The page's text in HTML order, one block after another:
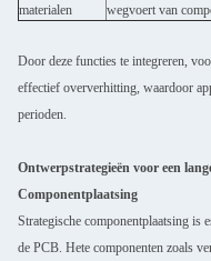
materialen
wegvoert van
Door deze functies te integreren,
effectief oververhitting, waardoor
perioden.
Ontwerpstrategieën voor een
Componentplaatsing
Strategische componentplaatsing is
de PCB. Hete componenten zoals